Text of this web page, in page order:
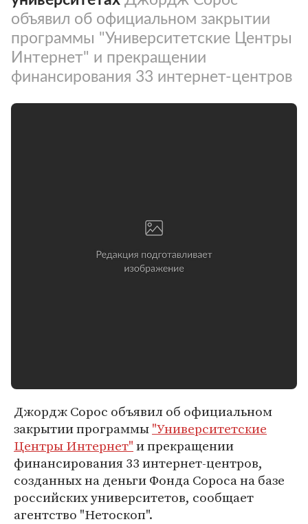
объявил об официальном закрытии
программы "Университетские Центры
Интернет" и прекращении
финансирования 33 интернет-центров
Джордж Сорос объявил об официальном
закрытии программы"Университетские
Центры Интернет"и прекращении
финансирования 33 интернет-центров,
созданных на деньги Фонда Сороса на базе
российских университетов, сообщает
агентство "Нетоскоп".